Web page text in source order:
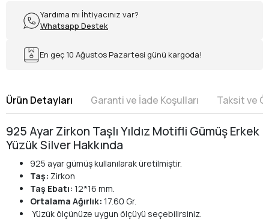
Yardıma mı İhtiyacınız var?
Whatsapp Destek
En geç 10 Ağustos Pazartesi günü kargoda!
Ürün Detayları Garanti ve İade Koşulları Taksit ve
925 Ayar Zirkon Taşlı Yıldız Motifli Gümüş Erkek
Yüzük Silver Hakkında
925 ayar gümüş kullanılarak üretilmiştir.
Taş: Zirkon
Taş Ebatı: 12*16 mm.
Ortalama Ağırlık: 17.60 Gr.
Yüzük ölçünüze uygun ölçüyü seçebilirsiniz.